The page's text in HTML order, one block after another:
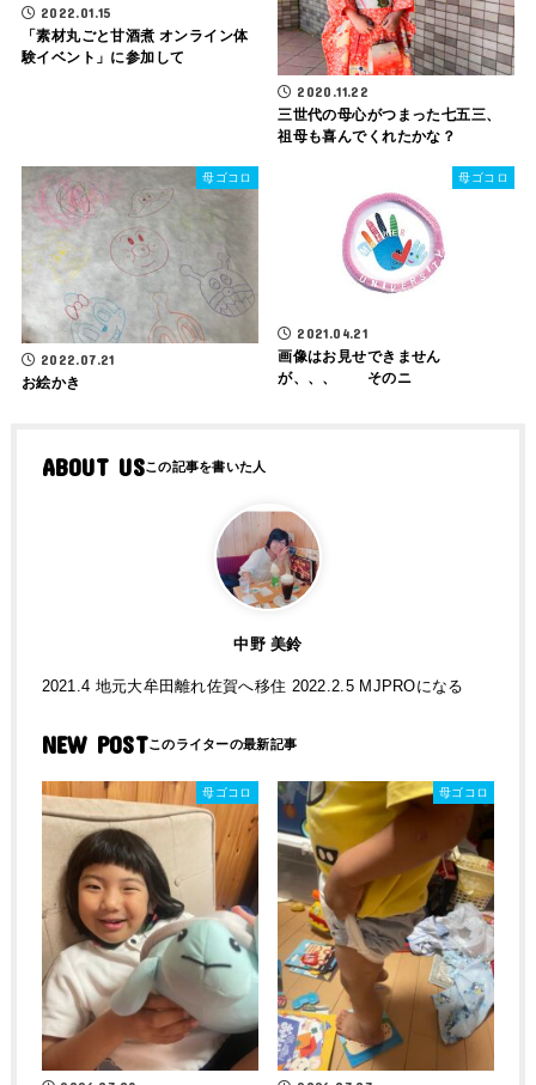
2022.01.15
「素材丸ごと甘酒煮 オンライン体
験イベント」に参加して
2020.11.22
三世代の母心がつまった七五三、
祖母も喜んでくれたかな？
母ゴコロ
2022.07.21
お絵かき
母ゴコロ
2021.04.21
画像はお見せできません
が、、、 そのニ
ABOUT US
中野 美鈴
2021.4 地元大牟田離れ佐賀へ移住 2022.2.5 MJPROになる
NEW POST
母ゴコロ 母ゴコロ